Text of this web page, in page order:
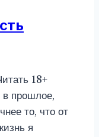
18+
в прошлое,
то, что от
я